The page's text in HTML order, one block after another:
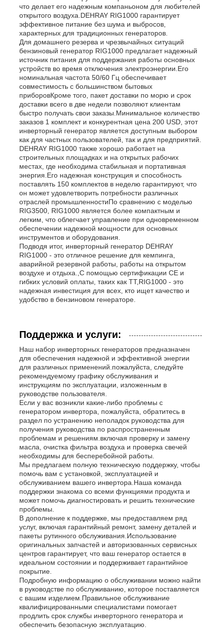
что делает его надежным компаньоном для любителей
открытого воздуха.DEHRAY RIG1000 гарантирует
эффективное питание без шума и выбросов,
характерных для традиционных генераторов.
Для домашнего резерва и чрезвычайных ситуаций
бензиновый генератор RIG1000 предлагает надежный
источник питания для поддержания работы основных
устройств во время отключения электроэнергии.Его
номинальная частота 50/60 Гц обеспечивает
совместимость с большинством бытовых
приборовКроме того, пакет доставки по морю и срок
доставки всего в две недели позволяют клиентам
быстро получать свои заказы.Минимальное количество
заказов 1 комплект и конкурентная цена 200 USD, этот
инверторный генератор является доступным выбором
как для частных пользователей, так и для предприятий.
DEHRAY RIG1000 также хорошо работает на
строительных площадках и на открытых рабочих
местах, где необходима стабильная и портативная
энергия.Его надежная конструкция и способность
поставлять 150 комплектов в неделю гарантируют, что
он может удовлетворить потребности различных
отраслей промышленностиПо сравнению с моделью
RIG3500, RIG1000 является более компактным и
легким, что облегчает управление при одновременном
обеспечении надежной мощности для основных
инструментов и оборудования.
Подводя итог, инверторный генератор DEHRAY
RIG1000 - это отличное решение для кемпинга,
аварийной резервной работы, работы на открытом
воздухе и отдыха.,С помощью сертификации CE и
гибких условий оплаты, таких как TT,RIG1000 - это
надежная инвестиция для всех, кто ищет качество и
удобство в бензиновом генераторе.
Поддержка и услуги:
Наш набор инверторных генераторов предназначен
для обеспечения надежной и эффективной энергии
для различных применений.пожалуйста, следуйте
рекомендуемому графику обслуживания и
инструкциям по эксплуатации, изложенным в
руководстве пользователя.
Если у вас возникли какие-либо проблемы с
генератором инвертора, пожалуйста, обратитесь в
раздел по устранению неполадок руководства для
получения руководства по распространенным
проблемам и решениям.включая проверку и замену
масла, очистка фильтра воздуха и проверка свечей
необходимы для бесперебойной работы.
Мы предлагаем полную техническую поддержку, чтобы
помочь вам с установкой, эксплуатацией и
обслуживанием вашего инвертора.Наша команда
поддержки знакома со всеми функциями продукта и
может помочь диагностировать и решить технические
проблемы.
В дополнение к поддержке, мы предоставляем ряд
услуг, включая гарантийный ремонт, замену деталей и
пакеты рутинного обслуживания.Использование
оригинальных запчастей и авторизованных сервисных
центров гарантирует, что ваш генератор остается в
идеальном состоянии и поддерживает гарантийное
покрытие.
Подробную информацию о обслуживании можно найти
в руководстве по обслуживанию, которое поставляется
с вашим изделием.Правильное обслуживание
квалифицированными специалистами помогает
продлить срок службы инверторного генератора и
обеспечить безопасную эксплуатацию.